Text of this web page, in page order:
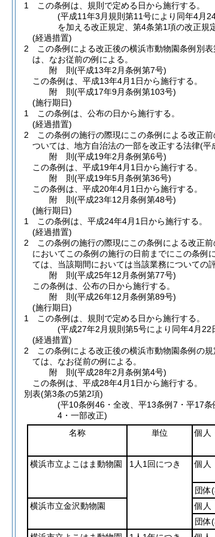
1
この条例は、規則で定める日から施行する。
(平成11年3月規則第11号により同年4月
を加える改正規定、第4条第1項の改正規
(経過措置)
2
この条例による改正後の横浜市動物園条例別
は、なお従前の例による。
附 則(平成13年2月条例第7号)
この条例は、平成13年4月1日から施行する。
附 則(平成17年9月条例第103号)
(施行期日)
1
この条例は、公布の日から施行する。
(経過措置)
2
この条例の施行の際現にこの条例による改正
ついては、地方自治法の一部を改正する法律(平
附 則(平成19年2月条例第6号)
この条例は、平成19年4月1日から施行する。
附 則(平成19年5月条例第36号)
この条例は、平成20年4月1日から施行する。
附 則(平成23年12月条例第48号)
(施行期日)
1
この条例は、平成24年4月1日から施行する。
(経過措置)
2
この条例の施行の際現にこの条例による改正
においてこの条例の施行の日前までにこの条例
ては、当該期間においては当該業務についての
附 則(平成25年12月条例第77号)
この条例は、公布の日から施行する。
附 則(平成26年12月条例第89号)
(施行期日)
1
この条例は、規則で定める日から施行する。
(平成27年2月規則第5号により同年4月22
(経過措置)
2
この条例による改正後の横浜市動物園条例の
ては、なお従前の例による。
附 則(平成28年2月条例第4号)
この条例は、平成28年4月1日から施行する。
別表(第3条の5第2項)
(平10条例46・全改、平13条例7・平17
4・一部改正)
名称
単位 個人
横浜市立よこはま動物園
1人1回につき 個人
団体
横浜市立金沢動物園
個人
団体